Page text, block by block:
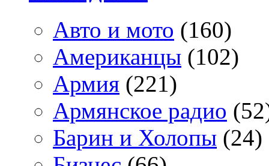
Авто и мото (160)
Американцы (102)
Армия (221)
Армянское радио
Барин и Холопы (24)